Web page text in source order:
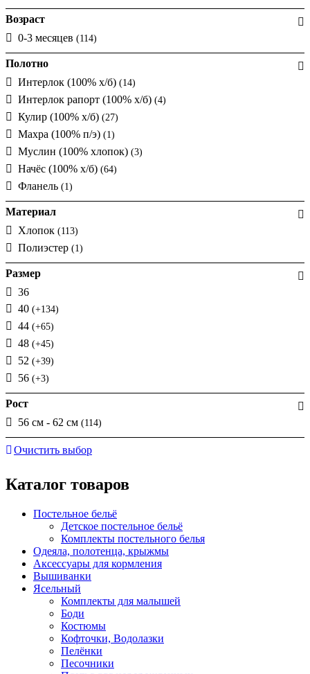
Возраст
0-3 месяцев (114)
Полотно
Интерлок (100% х/б) (14)
Интерлок рапорт (100% х/б) (4)
Кулир (100% х/б) (27)
Махра (100% п/э) (1)
Муслин (100% хлопок) (3)
Начёс (100% х/б) (64)
Фланель (1)
Материал
Хлопок (113)
Полиэстер (1)
Размер
36
40 (+134)
44 (+65)
48 (+45)
52 (+39)
56 (+3)
Рост
56 см - 62 см (114)
Очистить выбор
Каталог товаров
Постельное бельё
Детское постельное бельё
Комплекты постельного белья
Одеяла, полотенца, крыжмы
Аксессуары для кормления
Вышиванки
Ясельный
Комплекты для малышей
Боди
Костюмы
Кофточки, Водолазки
Пелёнки
Песочники